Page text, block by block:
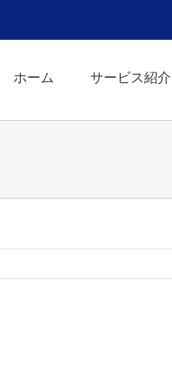
ホーム サービス紹介